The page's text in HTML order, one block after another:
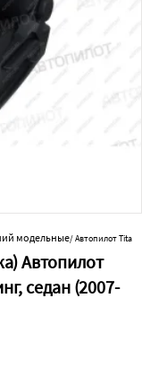
модельные/Автопилот
Автопилот
седан (2007-